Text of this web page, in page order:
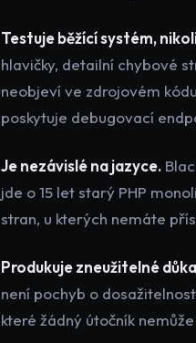
Testuje běžící systém,
hlavičky, detailní chybové
neobjeví ve zdrojovém
poskytuje debugovací
Je nezávislé na jazyce.
jde o 15 let starý PHP
stran, u kterých nemáte
Produkuje zneužitelné
není pochyb o
které žádný útočník